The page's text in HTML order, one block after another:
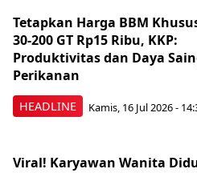
HEADLINE
Tetapkan Harga BBM
30-200 GT Rp15 Ribu, KKP:
Produktivitas dan Daya
Perikanan
Kamis, 16 Jul 2026 -
Viral! Karyawan Wanita